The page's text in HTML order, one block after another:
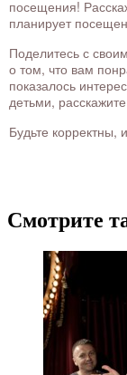
посещения!
планирует
Поделитесь с
о том, что вам
показалось
детьми,
Будьте корректны,
Смотрите